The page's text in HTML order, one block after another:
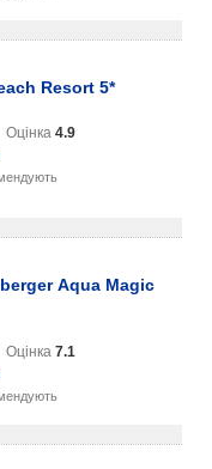
Resort 5*
Оцінка 4.9
Aqua Magic
Оцінка 7.1